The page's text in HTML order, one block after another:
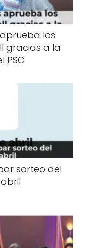
los
gracias a la
PSC
sorteo del
abril